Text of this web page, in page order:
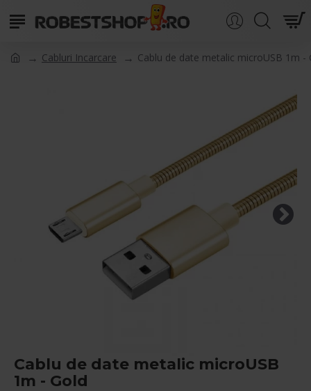
Cabluri Incarcare Cablu de date metalic microUSB 1m -
Cablu de date metalic microUSB
1m - Gold